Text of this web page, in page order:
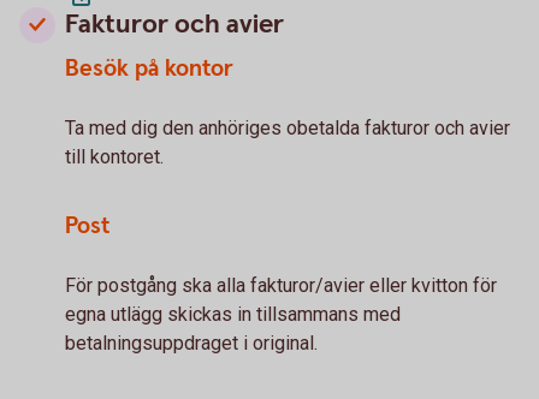
Fakturor och avier
Besök på kontor
Ta med dig den anhöriges obetalda fakturor och avier
till kontoret.
Post
För postgång ska alla fakturor/avier eller kvitton för
egna utlägg skickas in tillsammans med
betalningsuppdraget i original.